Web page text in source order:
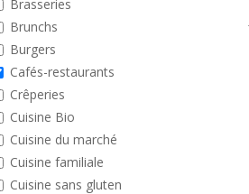
Brasseries
Brunchs
Burgers
Cafés-restaurants
Crêperies
Cuisine Bio
Cuisine du marché
Cuisine familiale
Cuisine sans gluten